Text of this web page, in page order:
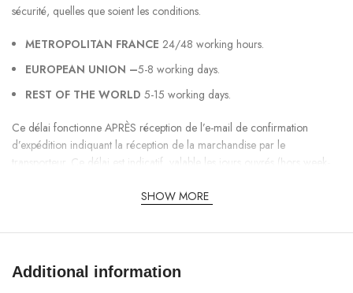
sécurité, quelles que soient les conditions.
METROPOLITAN FRANCE 24/48 working hours.
EUROPEAN UNION –5-8 working days.
REST OF THE WORLD 5-15 working days.
Ce délai fonctionne APRÈS réception de l’e-mail de confirmation
d’expédition indiquant la réception de la marchandise par le
transporteur. Ce délai est indicatif, valable les jours ouvrés (hors week-
distingue DAVRILSUPPLY Jacket
Élevez votre garde-robe avec une veste qui allie une exécution de
SHOW MORE
Additional information